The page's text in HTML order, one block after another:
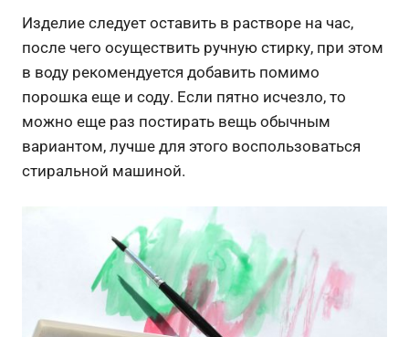
Изделие следует оставить в растворе на час,
после чего осуществить ручную стирку, при этом
в воду рекомендуется добавить помимо
порошка еще и соду. Если пятно исчезло, то
можно еще раз постирать вещь обычным
вариантом, лучше для этого воспользоваться
стиральной машиной.